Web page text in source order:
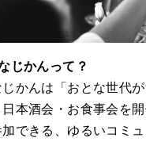
じかんって？
じかんは「おとな世代
日本酒会・お食事会を
できる、ゆるいコミュ